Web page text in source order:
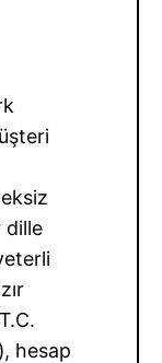
dille
hesap